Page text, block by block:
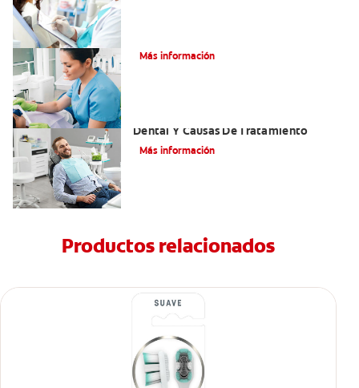
Más información
Dental Y Causas De Tratamiento
Más información
Productos relacionados